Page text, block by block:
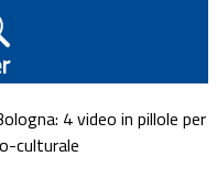
4 video in pillole per
culturale